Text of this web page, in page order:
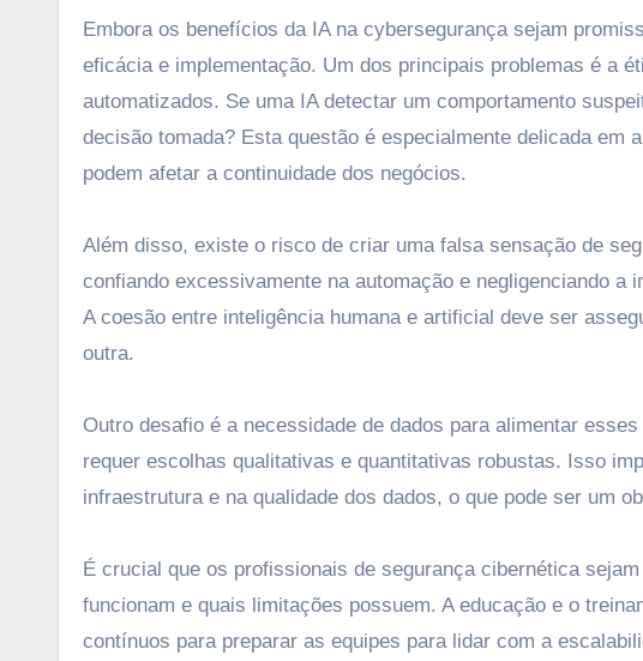
Embora os benefícios da IA na cybersegurança sejam
eficácia e implementação. Um dos principais problemas é a
automatizados. Se uma IA detectar um comportamento
decisão tomada? Esta questão é especialmente delicada em
podem afetar a continuidade dos negócios.
Além disso, existe o risco de criar uma falsa sensação de
confiando excessivamente na automação e negligenciando
A coesão entre inteligência humana e artificial deve ser
outra.
Outro desafio é a necessidade de dados para alimentar
requer escolhas qualitativas e quantitativas robustas. Isso
infraestrutura e na qualidade dos dados, o que pode ser um
É crucial que os profissionais de segurança cibernética
funcionam e quais limitações possuem. A educação e o
contínuos para preparar as equipes para lidar com a